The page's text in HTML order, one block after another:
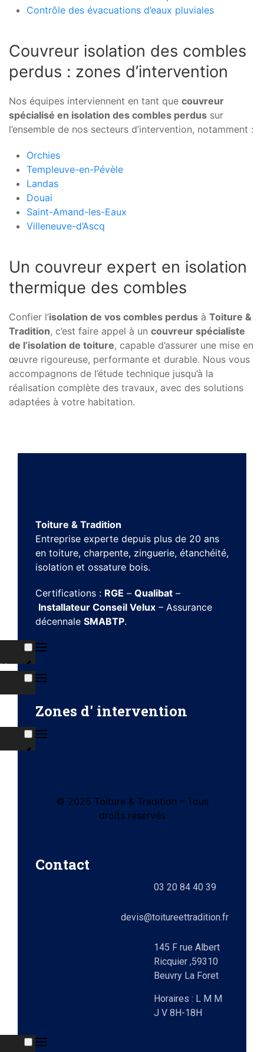
Contrôle des évacuations d’eaux pluviales
Couvreur isolation des combles
perdus : zones d’intervention
Nos équipes interviennent en tant que couvreur
spécialisé en isolation des combles perdus sur
l’ensemble de nos secteurs d’intervention, notamment :
Orchies
Templeuve-en-Pévèle
Landas
Douai
Saint-Amand-les-Eaux
Villeneuve-d’Ascq
Un couvreur expert en isolation
thermique des combles
Confier l’isolation de vos combles perdus à Toiture &
Tradition, c’est faire appel à un couvreur spécialiste
de l’isolation de toiture, capable d’assurer une mise en
œuvre rigoureuse, performante et durable. Nous vous
accompagnons de l’étude technique jusqu’à la
réalisation complète des travaux, avec des solutions
adaptées à votre habitation.
Toiture & Tradition
Entreprise experte depuis plus de 20 ans
en toiture, charpente, zinguerie, étanchéité,
isolation et ossature bois.
Certifications : RGE – Qualibat –
Installateur Conseil Velux – Assurance
décennale SMABTP.
Zones d' intervention
© 2025 Toiture & Tradition – Tous
droits réservés
Contact
03 20 84 40 39
devis@toitureettradition.fr
145 F rue Albert
Ricquier ,59310
Beuvry La Foret
Horaires : L M M
J V 8H-18H